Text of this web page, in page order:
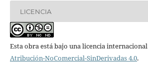
LICENCIA
Esta obra está bajo una licencia internacional
Atribución-NoComercial-SinDerivadas 4.0.